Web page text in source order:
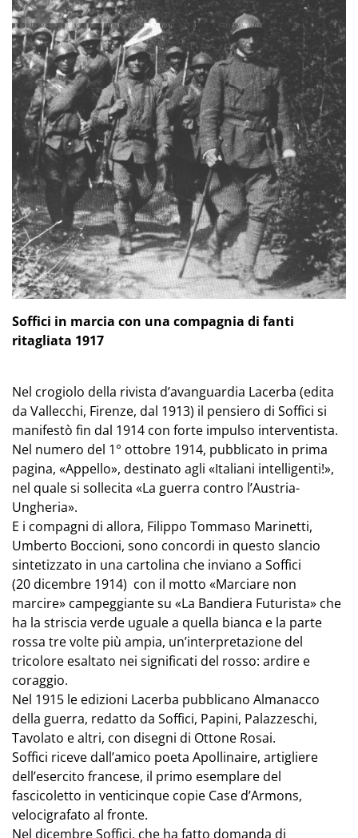
Soffici in marcia con una compagnia di fanti
ritagliata 1917
Nel crogiolo della rivista d’avanguardia Lacerba (edita
da Vallecchi, Firenze, dal 1913) il pensiero di Soffici si
manifestò fin dal 1914 con forte impulso interventista.
Nel numero del 1° ottobre 1914, pubblicato in prima
pagina, «Appello», destinato agli «Italiani intelligenti!»,
nel quale si sollecita «La guerra contro l’Austria-
Ungheria».
E i compagni di allora, Filippo Tommaso Marinetti,
Umberto Boccioni, sono concordi in questo slancio
sintetizzato in una cartolina che inviano a Soffici
(20 dicembre 1914) con il motto «Marciare non
marcire» campeggiante su «La Bandiera Futurista» che
ha la striscia verde uguale a quella bianca e la parte
rossa tre volte più ampia, un’interpretazione del
tricolore esaltato nei significati del rosso: ardire e
coraggio.
Nel 1915 le edizioni Lacerba pubblicano Almanacco
della guerra, redatto da Soffici, Papini, Palazzeschi,
Tavolato e altri, con disegni di Ottone Rosai.
Soffici riceve dall’amico poeta Apollinaire, artigliere
dell’esercito francese, il primo esemplare del
fascicoletto in venticinque copie Case d’Armons,
velocigrafato al fronte.
Nel dicembre Soffici, che ha fatto domanda di